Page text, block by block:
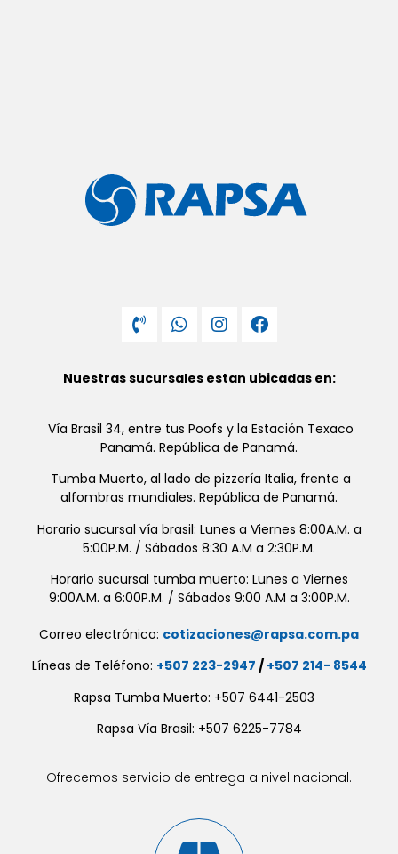
Nuestras sucursales estan ubicadas en:
Vía Brasil 34, entre tus Poofs y la Estación Texaco
Panamá. República de Panamá.
Tumba Muerto, al lado de pizzería Italia, frente a
alfombras mundiales. República de Panamá.
Horario sucursal vía brasil: Lunes a Viernes 8:00A.M. a
5:00P.M. / Sábados 8:30 A.M a 2:30P.M.
Horario sucursal tumba muerto: Lunes a Viernes
9:00A.M. a 6:00P.M. / Sábados 9:00 A.M a 3:00P.M.
Correo electrónico: cotizaciones@rapsa.com.pa
Líneas de Teléfono: +507 223-2947 / +507 214- 8544
Rapsa Tumba Muerto: +507 6441-2503
Rapsa Vía Brasil: +507 6225-7784
Ofrecemos servicio de entrega a nivel nacional.